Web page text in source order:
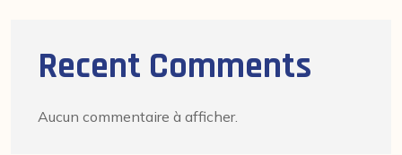
Recent Comments
Aucun commentaire à afficher.